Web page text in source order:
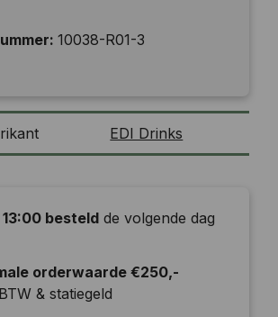
10038-R01-3
EDI Drinks
besteld de volgende dag
orderwaarde €250,-
& statiegeld